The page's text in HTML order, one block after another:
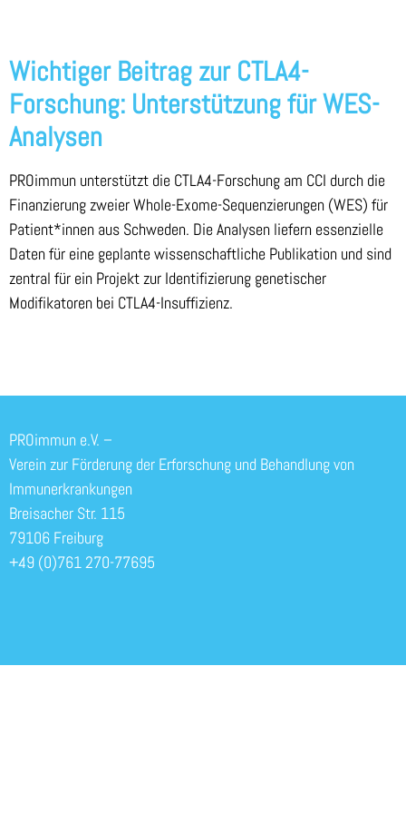
Wichtiger Beitrag zur CTLA4-
Forschung: Unterstützung für WES-
Analysen
PROimmun unterstützt die CTLA4-Forschung am CCI durch die
Finanzierung zweier Whole-Exome-Sequenzierungen (WES) für
Patient*innen aus Schweden. Die Analysen liefern essenzielle
Daten für eine geplante wissenschaftliche Publikation und sind
zentral für ein Projekt zur Identifizierung genetischer
Modifikatoren bei CTLA4-Insuffizienz.
PROimmun e.V. –
Verein zur Förderung der Erforschung und Behandlung von
Immunerkrankungen
Breisacher Str. 115
79106 Freiburg
+49 (0)761 270-77695